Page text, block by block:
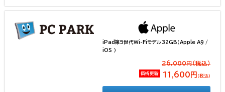
iPad第5世代Wi-Fiモデル32GB（Apple A9 /
iOS ）
26,000円(税込）
価格更新 11,600円 （税込）